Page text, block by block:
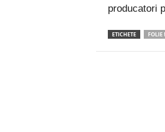
producatori
ETICHETE FOLIE